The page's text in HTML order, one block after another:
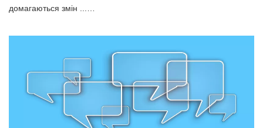
домагаються змін ...…